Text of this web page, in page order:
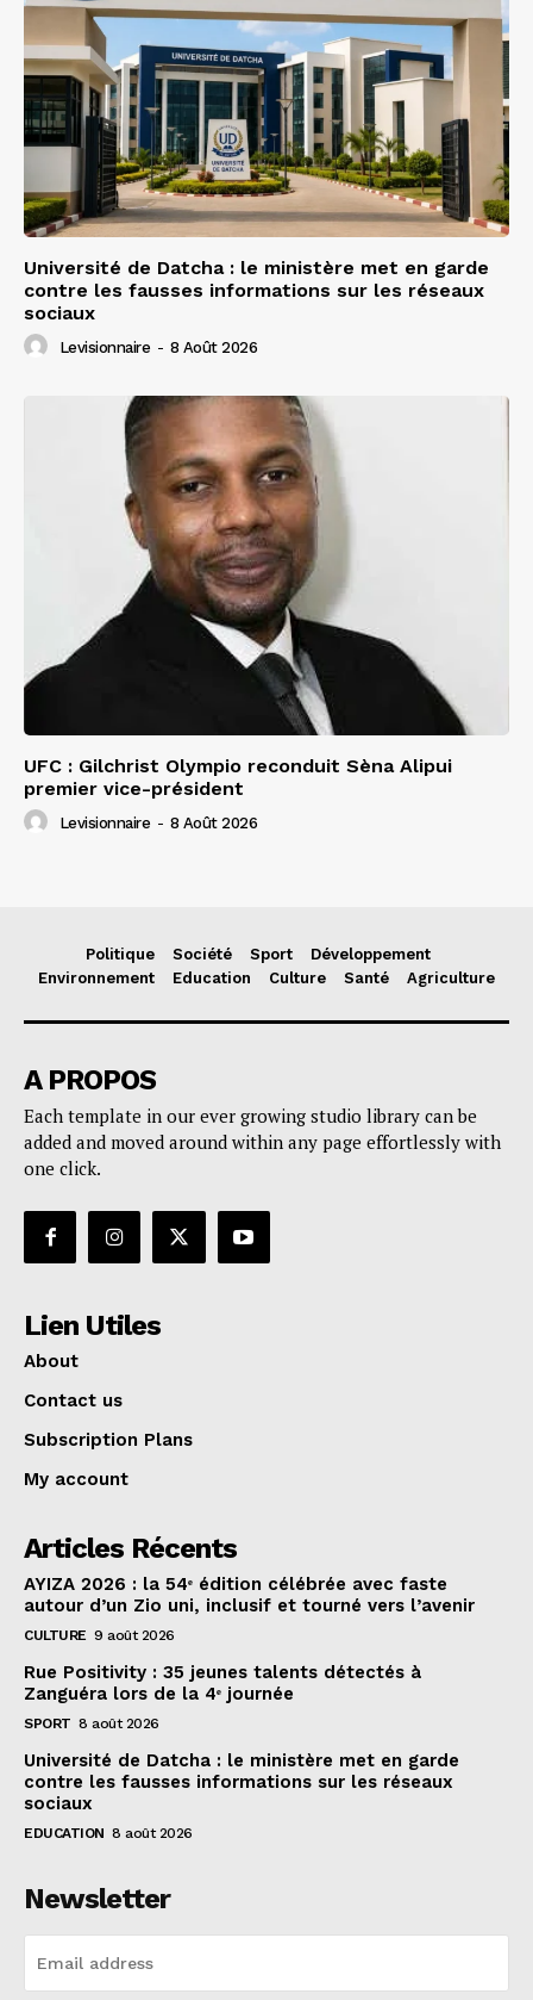
Université de Datcha : le ministère met en garde
contre les fausses informations sur les réseaux
sociaux
Levisionnaire - 8 Août 2026
UFC : Gilchrist Olympio reconduit Sèna Alipui
premier vice-président
Levisionnaire - 8 Août 2026
Politique Société Sport
Développement
Environnement
Education Culture Santé Agriculture
A PROPOS
Each template in our ever growing studio library can be
added and moved around within any page effortlessly with
one click.
Lien Utiles
About
Contact us
Subscription Plans
My account
Articles Récents
AYIZA 2026 : la 54ᵉ édition célébrée avec faste
autour d’un Zio uni, inclusif et tourné vers l’avenir
CULTURE 9 août 2026
Rue Positivity : 35 jeunes talents détectés à
Zanguéra lors de la 4ᵉ journée
SPORT 8 août 2026
Université de Datcha : le ministère met en garde
contre les fausses informations sur les réseaux
sociaux
EDUCATION 8 août 2026
Newsletter